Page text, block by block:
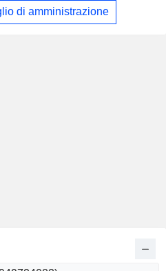
di amministrazione